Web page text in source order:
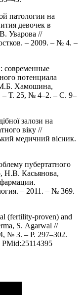
патологии на
девочек в
Уварова //
– 2009. – № 4. –
современные
потенциала
Хамошина,
– Т. 25, № 4–2. – С. 9–
залози на
віку //
медичний вісник.
пубертатного
Н.В. Касьянова,
– 2011. – № 369.
(fertility-proven) and
S. Agarwal //
№ 3. – Р. 297–302.
PMid:25114395